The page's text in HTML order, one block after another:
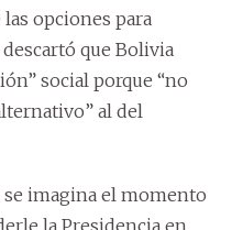
opciones para
que Bolivia
social porque “no
al del
imagina el momento
la Presidencia en